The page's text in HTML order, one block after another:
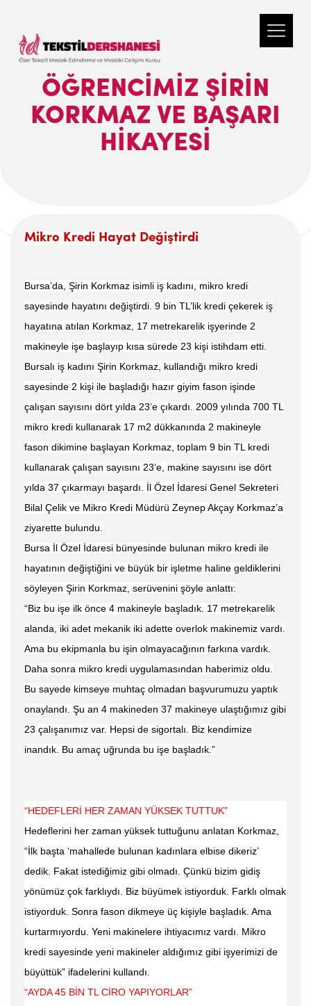
ÖĞRENCIMIZ ŞIRIN
KORKMAZ VE BAŞARI
HIKAYESI
Mikro Kredi Hayat Değiştirdi
Bursa’da, Şirin Korkmaz isimli iş kadını, mikro kredi
sayesinde hayatını değiştirdi. 9 bin TL’lik kredi çekerek iş
hayatına atılan Korkmaz, 17 metrekarelik işyerinde 2
makineyle işe başlayıp kısa sürede 23 kişi istihdam etti.
Bursalı iş kadını Şirin Korkmaz, kullandığı mikro kredi
sayesinde 2 kişi ile başladığı hazır giyim fason işinde
çalışan sayısını dört yılda 23’e çıkardı. 2009 yılında 700 TL
mikro kredi kullanarak 17 m2 dükkanında 2 makineyle
fason dikimine başlayan Korkmaz, toplam 9 bin TL kredi
kullanarak çalışan sayısını 23’e, makine sayısını ise dört
yılda 37 çıkarmayı başardı. İl Özel İdaresi Genel Sekreteri
Bilal Çelik ve Mikro Kredi Müdürü Zeynep Akçay Korkmaz’a
ziyarette bulundu.
Bursa İl Özel İdaresi bünyesinde bulunan mikro kredi ile
hayatının değiştiğini ve büyük bir işletme haline geldiklerini
söyleyen Şirin Korkmaz, serüvenini şöyle anlattı:
“Biz bu işe ilk önce 4 makineyle başladık. 17 metrekarelik
alanda, iki adet mekanik iki adette overlok makinemiz vardı.
Ama bu ekipmanla bu işin olmayacağının farkına vardık.
Daha sonra mikro kredi uygulamasından haberimiz oldu.
Bu sayede kimseye muhtaç olmadan başvurumuzu yaptık
onaylandı. Şu an 4 makineden 37 makineye ulaştığımız gibi
23 çalışanımız var. Hepsi de sigortalı. Biz kendimize
inandık. Bu amaç uğrunda bu işe başladık.”
“HEDEFLERİ HER ZAMAN YÜKSEK TUTTUK”
Hedeflerini her zaman yüksek tuttuğunu anlatan Korkmaz,
“İlk başta ‘mahallede bulunan kadınlara elbise dikeriz’
dedik. Fakat istediğimiz gibi olmadı. Çünkü bizim gidiş
yönümüz çok farklıydı. Biz büyümek istiyorduk. Farklı olmak
istiyorduk. Sonra fason dikmeye üç kişiyle başladık. Ama
kurtarmıyordu. Yeni makinelere ihtiyacımız vardı. Mikro
kredi sayesinde yeni makineler aldığımız gibi işyerimizi de
büyüttük” ifadelerini kullandı.
“AYDA 45 BİN TL CİRO YAPIYORLAR”